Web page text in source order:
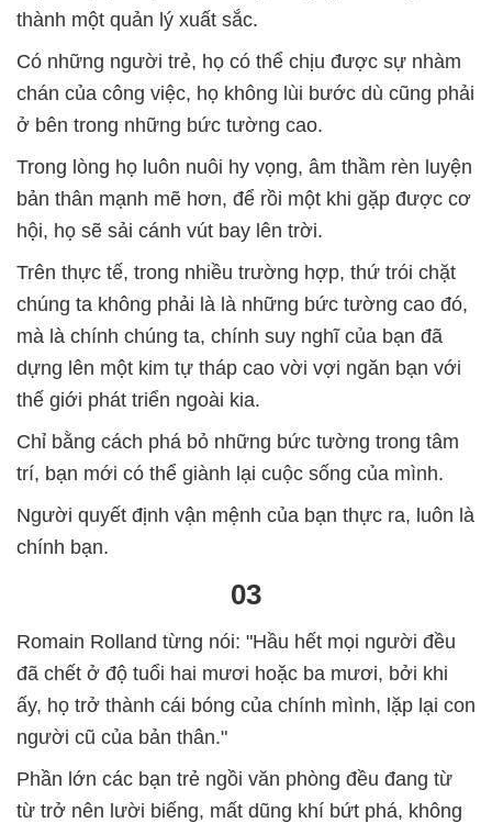
thành một quản lý xuất sắc.
Có những người trẻ, họ có thể chịu được sự nhàm
chán của công việc, họ không lùi bước dù cũng phải
ở bên trong những bức tường cao.
Trong lòng họ luôn nuôi hy vọng, âm thầm rèn luyện
bản thân mạnh mẽ hơn, để rồi một khi gặp được cơ
hội, họ sẽ sải cánh vút bay lên trời.
Trên thực tế, trong nhiều trường hợp, thứ trói chặt
chúng ta không phải là là những bức tường cao đó,
mà là chính chúng ta, chính suy nghĩ của bạn đã
dựng lên một kim tự tháp cao vời vợi ngăn bạn với
thế giới phát triển ngoài kia.
Chỉ bằng cách phá bỏ những bức tường trong tâm
trí, bạn mới có thể giành lại cuộc sống của mình.
Người quyết định vận mệnh của bạn thực ra, luôn là
chính bạn.
03
Romain Rolland từng nói: "Hầu hết mọi người đều
đã chết ở độ tuổi hai mươi hoặc ba mươi, bởi khi
ấy, họ trở thành cái bóng của chính mình, lặp lại con
người cũ của bản thân."
Phần lớn các bạn trẻ ngồi văn phòng đều đang từ
từ trở nên lười biếng, mất dũng khí bứt phá, không